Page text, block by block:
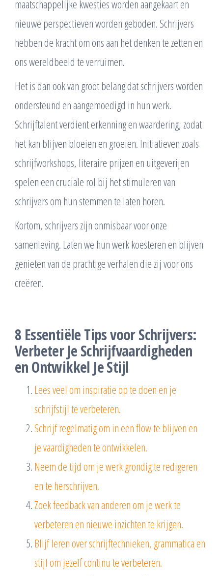
maatschappelijke kwesties worden aangekaart en
nieuwe perspectieven worden geboden. Schrijvers
hebben de kracht om ons aan het denken te zetten en
ons wereldbeeld te verruimen.
Het is dan ook van groot belang dat schrijvers worden
ondersteund en aangemoedigd in hun werk.
Schrijftalent verdient erkenning en waardering, zodat
het kan blijven bloeien en groeien. Initiatieven zoals
schrijfworkshops, literaire prijzen en uitgeverijen
spelen een cruciale rol bij het stimuleren van
schrijvers om hun stemmen te laten horen.
Kortom, schrijvers zijn onmisbaar voor onze
samenleving. Laten we hun werk koesteren en blijven
genieten van de prachtige verhalen die zij voor ons
creëren.
8 Essentiële Tips voor Schrijvers:
Verbeter Je Schrijfvaardigheden
en Ontwikkel Je Stijl
Lees veel om inspiratie op te doen en je
schrijfstijl te verbeteren.
Schrijf regelmatig om in een flow te blijven en
je vaardigheden te ontwikkelen.
Neem de tijd om je werk grondig te redigeren
en te herschrijven.
Zoek feedback van anderen om je werk te
verbeteren en nieuwe inzichten te krijgen.
Blijf leren over schrijftechnieken, grammatica en
stijl om jezelf continu te verbeteren.